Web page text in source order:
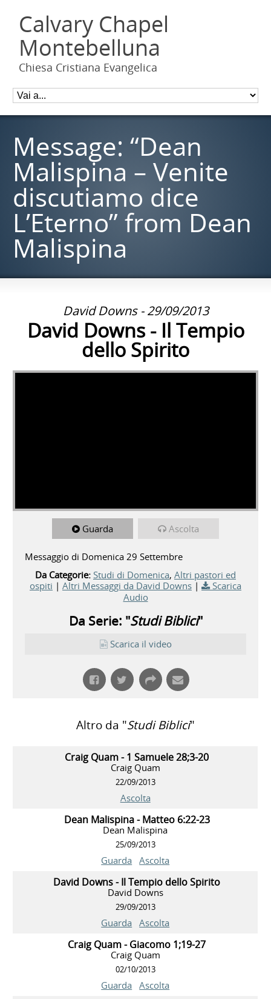
Calvary Chapel
Montebelluna
Chiesa Cristiana Evangelica
Message: “Dean
Malispina – Venite
discutiamo dice
L’Eterno” from Dean
Malispina
David Downs - 29/09/2013
David Downs - Il Tempio
dello Spirito
Guarda Ascolta
Messaggio di Domenica 29 Settembre
Da Categorie: Studi di Domenica, Altri pastori ed
ospiti | Altri Messaggi da David Downs |
Scarica
Audio
Da Serie: "Studi Biblici"
Scarica il video
Altro da "Studi Biblici"
Craig Quam - 1 Samuele 28;3-20
Craig Quam
22/09/2013
Ascolta
Dean Malispina - Matteo 6:22-23
Dean Malispina
25/09/2013
Guarda Ascolta
David Downs - Il Tempio dello Spirito
David Downs
29/09/2013
Guarda Ascolta
Craig Quam - Giacomo 1;19-27
Craig Quam
02/10/2013
Guarda Ascolta